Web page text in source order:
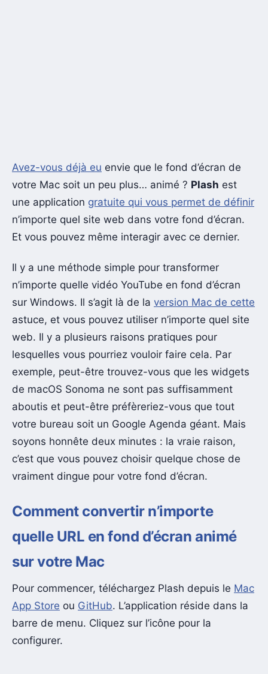
Avez-vous déjà eu envie que le fond d’écran de
votre Mac soit un peu plus… animé ? Plash est
une application gratuite qui vous permet de définir
n’importe quel site web dans votre fond d’écran.
Et vous pouvez même interagir avec ce dernier.
Il y a une méthode simple pour transformer
n’importe quelle vidéo YouTube en fond d’écran
sur Windows. Il s’agit là de la version Mac de cette
astuce, et vous pouvez utiliser n’importe quel site
web. Il y a plusieurs raisons pratiques pour
lesquelles vous pourriez vouloir faire cela. Par
exemple, peut-être trouvez-vous que les widgets
de macOS Sonoma ne sont pas suffisamment
aboutis et peut-être préfèreriez-vous que tout
votre bureau soit un Google Agenda géant. Mais
soyons honnête deux minutes : la vraie raison,
c’est que vous pouvez choisir quelque chose de
vraiment dingue pour votre fond d’écran.
Comment convertir n’importe
quelle URL en fond d’écran animé
sur votre Mac
Pour commencer, téléchargez Plash depuis le Mac
App Store ou GitHub. L’application réside dans la
barre de menu. Cliquez sur l’icône pour la
configurer.